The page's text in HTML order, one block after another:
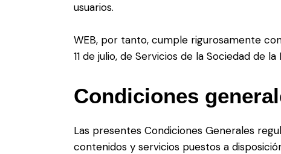
usuarios.
WEB, por tanto, cumple rigurosamente
11 de julio, de Servicios de la Sociedad de
Condiciones
Las presentes Condiciones Generales
contenidos y servicios puestos a